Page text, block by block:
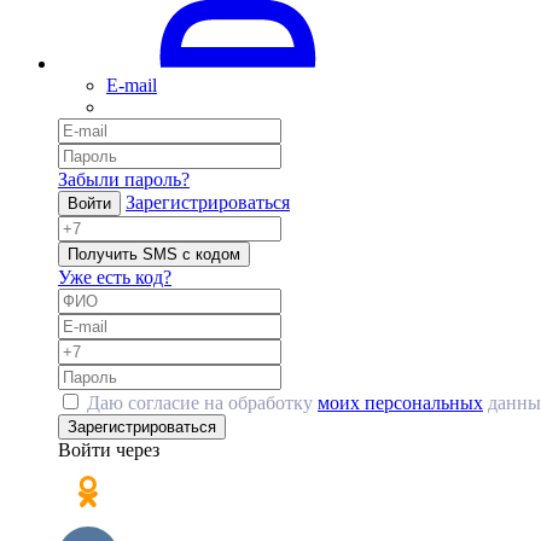
E-mail
Забыли пароль?
Войти Зарегистрироваться
Получить SMS с кодом
Уже есть код?
Даю согласие на обработку моих персональных
Зарегистрироваться
Войти через